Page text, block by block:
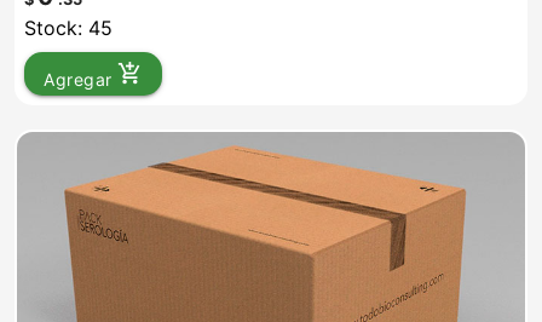
Stock: 45
Agregar add_shopping_cart